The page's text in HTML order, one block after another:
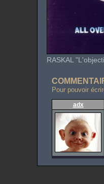
RASKAL
Pour pouvoir
adx